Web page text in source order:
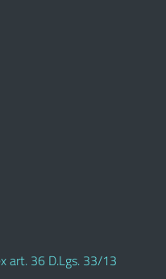
art. 36 D.Lgs. 33/13